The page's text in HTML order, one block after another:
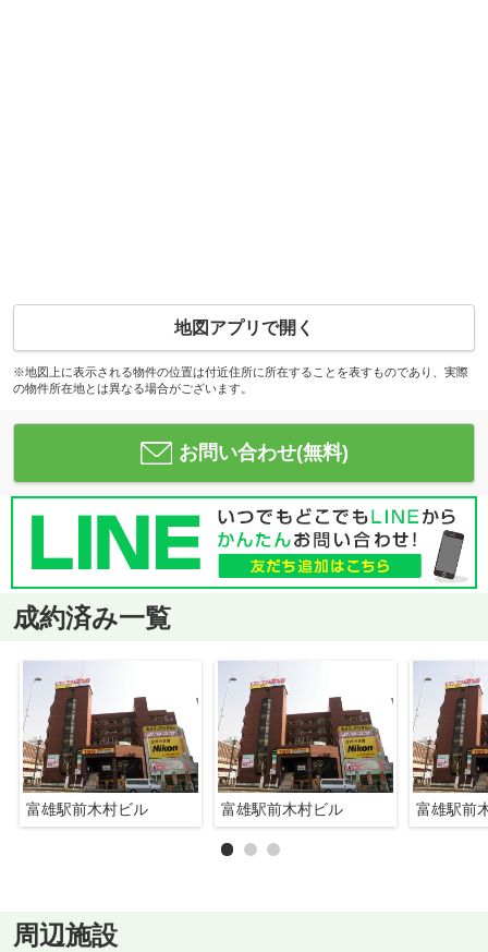
地図アプリで開く
※地図上に表示される物件の位置は付近住所に所在することを表すものであり、実際
の物件所在地とは異なる場合がございます。
お問い合わせ(無料)
成約済み一覧
富雄駅前木村ビル 富雄駅前木村ビル 富雄駅前
周辺施設